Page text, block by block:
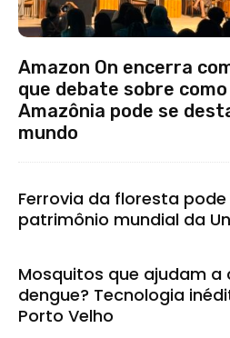
Amazon On encerra
que debate sobre como
Amazônia pode se
mundo
Ferrovia da floresta pode
patrimônio mundial da
Mosquitos que ajudam
dengue? Tecnologia
Porto Velho